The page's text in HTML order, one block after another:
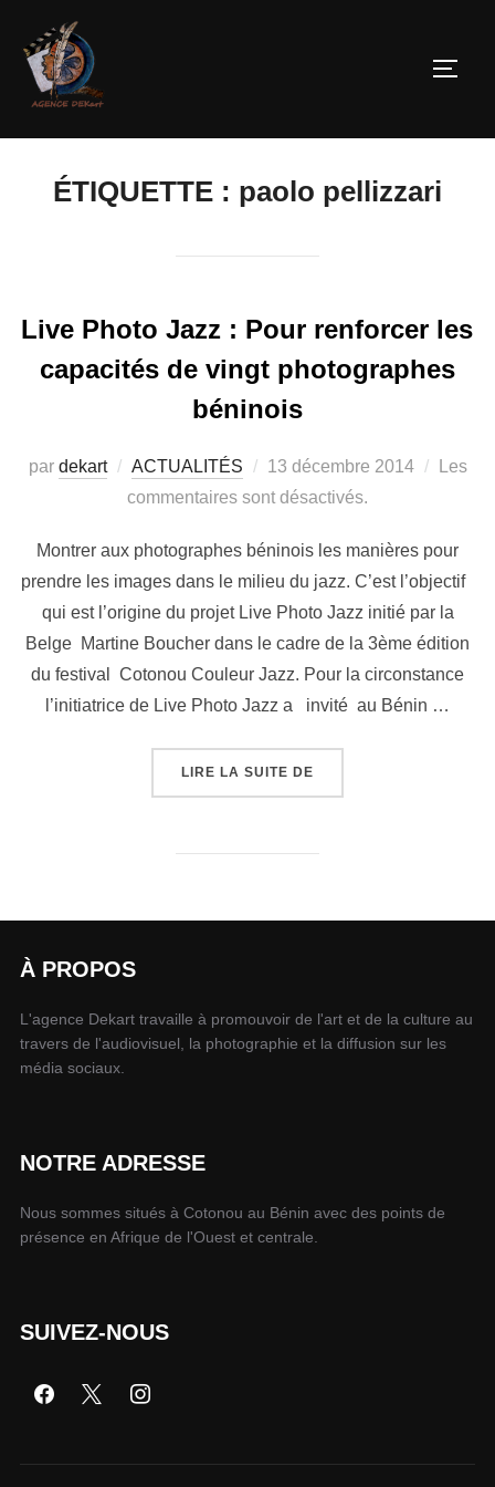
ÉTIQUETTE : paolo pellizzari
Live Photo Jazz : Pour renforcer les
capacités de vingt photographes
béninois
par dekart ACTUALITÉS 13 décembre 2014
Les
commentaires sont désactivés.
Montrer aux photographes béninois les manières pour
prendre les images dans le milieu du jazz. C’est l’objectif
qui est l’origine du projet Live Photo Jazz initié par la
Belge Martine Boucher dans le cadre de la 3ème édition
du festival Cotonou Couleur Jazz. Pour la circonstance
l’initiatrice de Live Photo Jazz a invité au Bénin …
LIRE LA SUITE DE
À PROPOS
L'agence Dekart travaille à promouvoir de l'art et de la culture au
travers de l'audiovisuel, la photographie et la diffusion sur les
média sociaux.
NOTRE ADRESSE
Nous sommes situés à Cotonou au Bénin avec des points de
présence en Afrique de l'Ouest et centrale.
SUIVEZ-NOUS